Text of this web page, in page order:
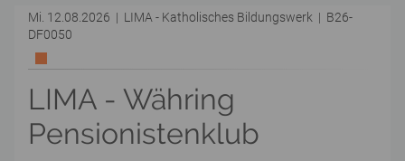
Mi. 12.08.2026 | LIMA - Katholisches Bildungswerk | B26-
DF0050
LIMA - Währing
Pensionistenklub